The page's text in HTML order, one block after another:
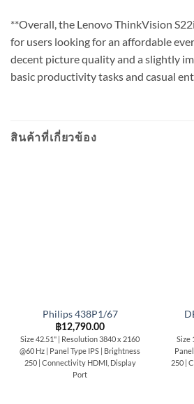
**Overall, the Lenovo ThinkVision
for users looking for an affordable
decent picture quality and a slightly
basic productivity tasks and casual
สินค้าที่เกี่ยวข้อง
Philips 438P1/67
฿12,790.00
Size 42.51" | Resolution 3840 x 2160
@60 Hz | Panel Type IPS | Brightness
250 | Connectivity HDMI, Display
Port
Size
250 |